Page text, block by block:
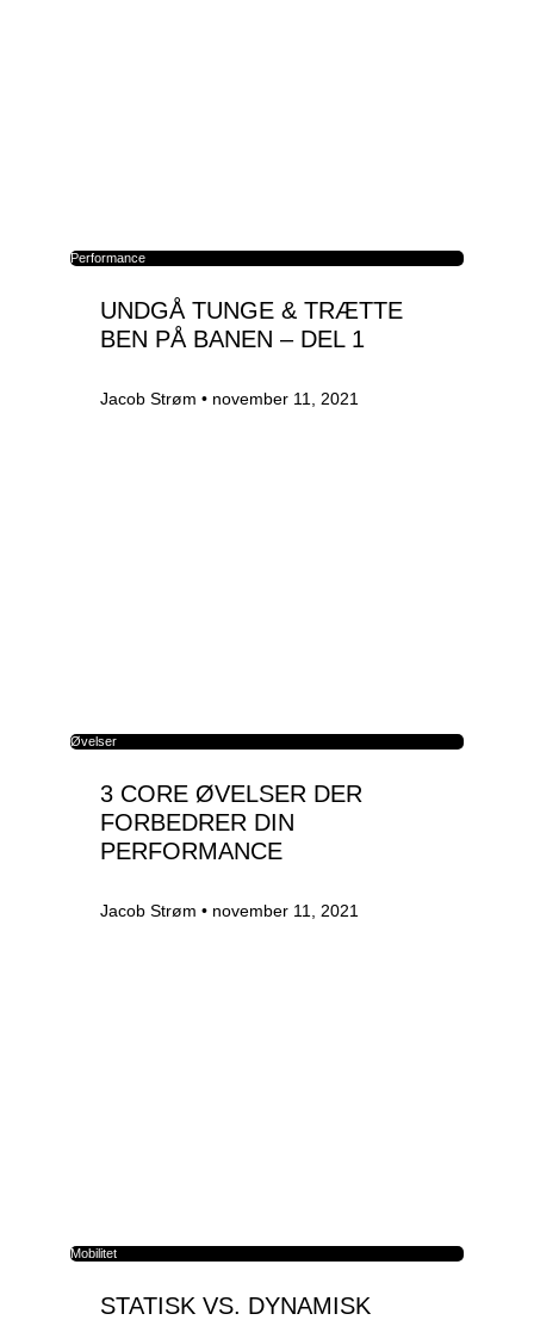
Performance
UNDGÅ TUNGE & TRÆTTE
BEN PÅ BANEN – DEL 1
Jacob Strøm november 11, 2021
Øvelser
3 CORE ØVELSER DER
FORBEDRER DIN
PERFORMANCE
Jacob Strøm november 11, 2021
Mobilitet
STATISK VS. DYNAMISK